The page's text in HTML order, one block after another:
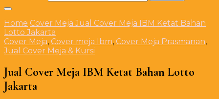
Home Cover MejaJual Cover Meja IBM Ketat Bahan
Lotto Jakarta
Cover Meja, Cover meja Ibm, Cover Meja Prasmanan,
Jual Cover Meja & Kursi
Jual Cover Meja IBM Ketat Bahan Lotto
Jakarta